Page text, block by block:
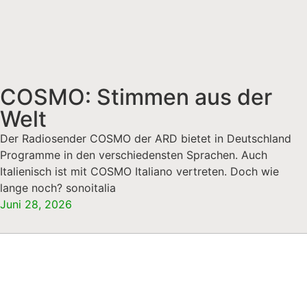
COSMO: Stimmen aus der
Welt
Der Radiosender COSMO der ARD bietet in Deutschland
Programme in den verschiedensten Sprachen. Auch
Italienisch ist mit COSMO Italiano vertreten. Doch wie
lange noch? sonoitalia
Juni 28, 2026